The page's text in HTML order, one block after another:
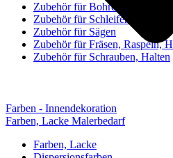
Zubehör für Bohren, Bohrhilfen
Zubehör für Schleifen, Poliere
Zubehör für Sägen
Zubehör für Fräsen, Raspeln, H
Zubehör für Schrauben, Halten
Farben - Innendekoration
Farben, Lacke Malerbedarf
Farben, Lacke